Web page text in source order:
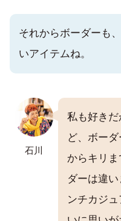
それからボーダーも
いアイテムね。
石川
私も好き
ど、ボー
からキリ
ダーは違
ンチカジ